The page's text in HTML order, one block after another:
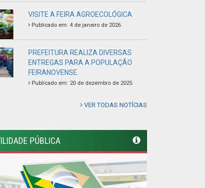
Previous
Municipal de Feira Nova